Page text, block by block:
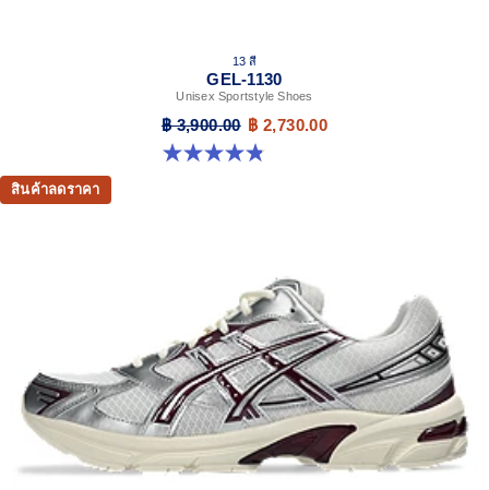
13 สี
GEL-1130
Unisex Sportstyle Shoes
฿ 3,900.00 ฿ 2,730.00
4.8 จาก 5 ดาว 399 รีวิว
สินค้าลดราคา